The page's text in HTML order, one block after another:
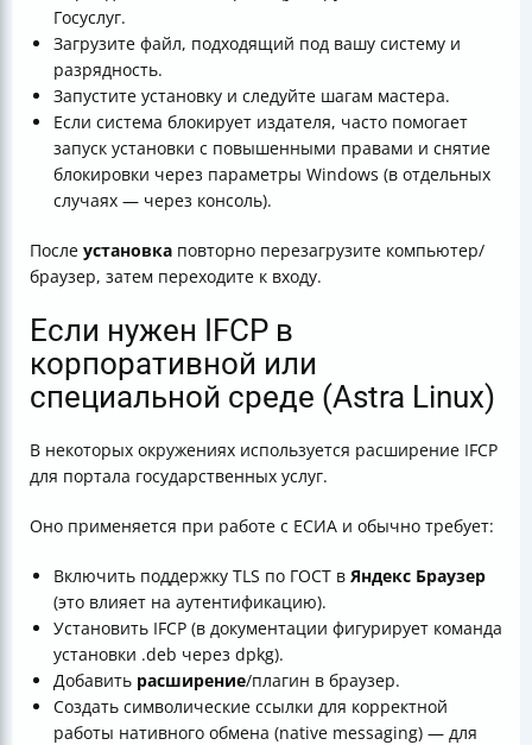
Госуслуг.
Загрузите файл, подходящий под вашу систему и
разрядность.
Запустите установку и следуйте шагам мастера.
Если система блокирует издателя, часто помогает
запуск установки с повышенными правами и снятие
блокировки через параметры Windows (в отдельных
случаях — через консоль).
После установка повторно перезагрузите компьютер/
браузер, затем переходите к входу.
Если нужен IFCP в
корпоративной или
специальной среде (Astra Linux)
В некоторых окружениях используется расширение IFCP
для портала государственных услуг.
Оно применяется при работе с ЕСИА и обычно требует:
Включить поддержку TLS по ГОСТ в Яндекс Браузер
(это влияет на аутентификацию).
Установить IFCP (в документации фигурирует команда
установки .deb через dpkg).
Добавить расширение/плагин в браузер.
Создать символические ссылки для корректной
работы нативного обмена (native messaging) — для